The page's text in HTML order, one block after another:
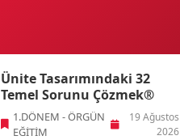
Ünite Tasarımındaki 32
Temel Sorunu Çözmek®
1.DÖNEM - ÖRGÜN
EĞİTİM
19 Ağustos
2026